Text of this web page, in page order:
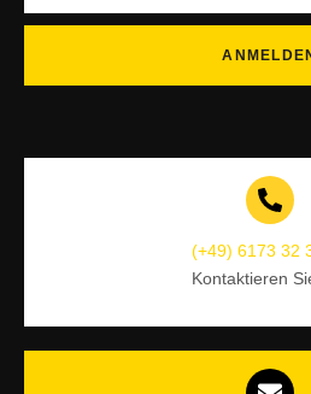
(+49) 6173 32
Kontaktieren